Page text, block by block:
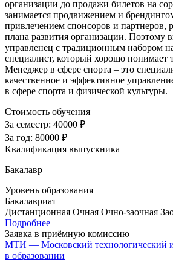
организации до продажи билетов на
занимается продвижением и
привлечением спонсоров и партнеров,
плана развития организации. Поэтому
управленец с традиционным набором
специалист, который хорошо понимает
Менеджер в сфере спорта – это
качественное и эффективное
в сфере спорта и физической культуры.
Стоимость обучения
За семестр: 40000 ₽
За год: 80000 ₽
Квалификация выпускника
Бакалавр
Уровень образования
Бакалавриат
Дистанционная Очная Очно-заочная
Подробнее
Заявка в приёмную комиссию
МТИ — Московский технологический
в образовании